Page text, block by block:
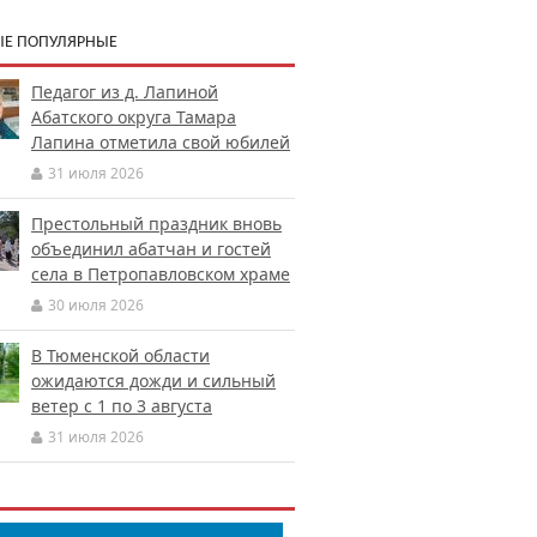
ПОПУЛЯРНЫЕ
Педагог из д. Лапиной
Абатского округа Тамара
Лапина отметила свой юбилей
31 июля 2026
Престольный праздник вновь
объединил абатчан и гостей
села в Петропавловском храме
30 июля 2026
В Тюменской области
ожидаются дожди и сильный
ветер с 1 по 3 августа
31 июля 2026